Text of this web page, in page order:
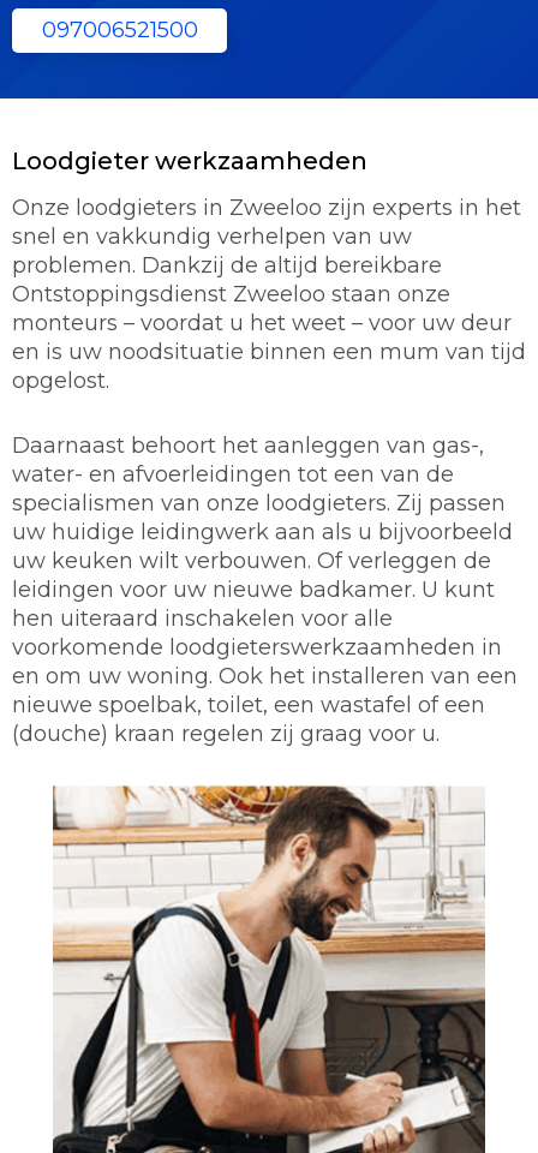
097006521500
Loodgieter werkzaamheden
Onze loodgieters in Zweeloo zijn experts in het
snel en vakkundig verhelpen van uw
problemen. Dankzij de altijd bereikbare
Ontstoppingsdienst Zweeloo staan onze
monteurs – voordat u het weet – voor uw deur
en is uw noodsituatie binnen een mum van tijd
opgelost.
Daarnaast behoort het aanleggen van gas-,
water- en afvoerleidingen tot een van de
specialismen van onze loodgieters. Zij passen
uw huidige leidingwerk aan als u bijvoorbeeld
uw keuken wilt verbouwen. Of verleggen de
leidingen voor uw nieuwe badkamer. U kunt
hen uiteraard inschakelen voor alle
voorkomende loodgieterswerkzaamheden in
en om uw woning. Ook het installeren van een
nieuwe spoelbak, toilet, een wastafel of een
(douche) kraan regelen zij graag voor u.